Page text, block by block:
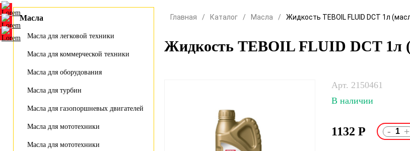
Масла
Масла для легковой техники
Масла для коммерческой техники
Масла для оборудования
Масла для турбин
Масла для газопоршневых двигателей
Масла для мототехники
Масла для мототехники
Главная Каталог Масла Жидкость TEBOIL FLUID DCT 1л
Жидкость TEBOIL FLUID DCT 1л
Арт. 2150461
В наличии
1132 Р - +